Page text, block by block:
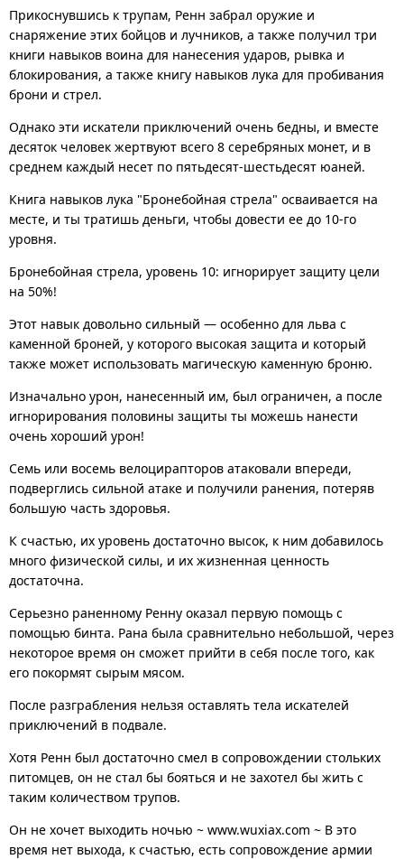
Прикоснувшись к трупам, Ренн забрал оружие и
снаряжение этих бойцов и лучников, а также получил три
книги навыков воина для нанесения ударов, рывка и
блокирования, а также книгу навыков лука для пробивания
брони и стрел.
Однако эти искатели приключений очень бедны, и вместе
десяток человек жертвуют всего 8 серебряных монет, и в
среднем каждый несет по пятьдесят-шестьдесят юаней.
Книга навыков лука "Бронебойная стрела" осваивается на
месте, и ты тратишь деньги, чтобы довести ее до 10-го
уровня.
Бронебойная стрела, уровень 10: игнорирует защиту цели
на 50%!
Этот навык довольно сильный — особенно для льва с
каменной броней, у которого высокая защита и который
также может использовать магическую каменную броню.
Изначально урон, нанесенный им, был ограничен, а после
игнорирования половины защиты ты можешь нанести
очень хороший урон!
Семь или восемь велоцирапторов атаковали впереди,
подверглись сильной атаке и получили ранения, потеряв
большую часть здоровья.
К счастью, их уровень достаточно высок, к ним добавилось
много физической силы, и их жизненная ценность
достаточна.
Серьезно раненному Ренну оказал первую помощь с
помощью бинта. Рана была сравнительно небольшой, через
некоторое время он сможет прийти в себя после того, как
его покормят сырым мясом.
После разграбления нельзя оставлять тела искателей
приключений в подвале.
Хотя Ренн был достаточно смел в сопровождении стольких
питомцев, он не стал бы бояться и не захотел бы жить с
таким количеством трупов.
Он не хочет выходить ночью ~ www.wuxiax.com ~ В это
время нет выхода, к счастью, есть сопровождение армии